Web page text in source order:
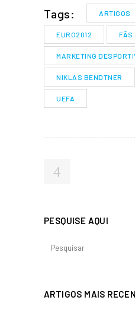
Tags: ARTIGOS
EURO2012 FÃS
MARKETING
NIKLAS BENDTNER
UEFA
PESQUISE AQUI
ARTIGOS MAIS